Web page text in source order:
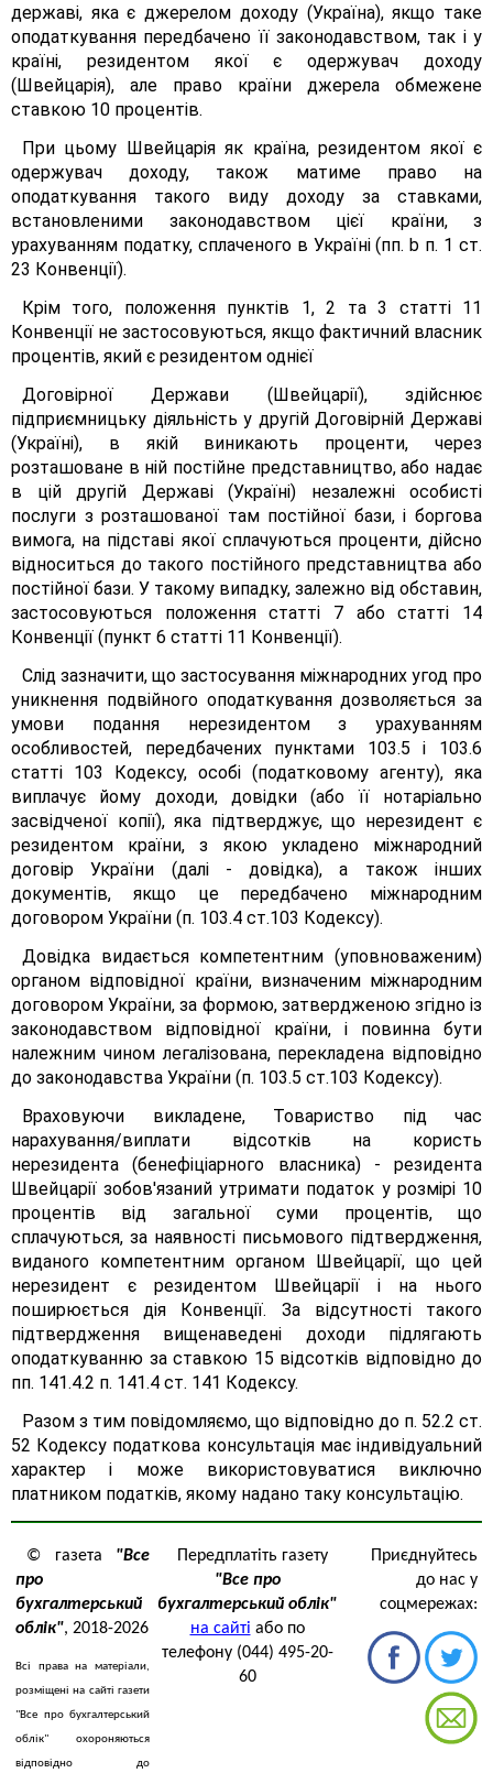
державі, яка є джерелом доходу (Україна), якщо таке
оподаткування передбачено її законодавством, так і у
країні, резидентом якої є одержувач доходу
(Швейцарія), але право країни джерела обмежене
ставкою 10 процентів.
При цьому Швейцарія як країна, резидентом якої є
одержувач доходу, також матиме право на
оподаткування такого виду доходу за ставками,
встановленими законодавством цієї країни, з
урахуванням податку, сплаченого в Україні (пп. b п. 1 ст.
23 Конвенції).
Крім того, положення пунктів 1, 2 та 3 статті 11
Конвенції не застосовуються, якщо фактичний власник
процентів, який є резидентом однієї
Договірної Держави (Швейцарії), здійснює
підприємницьку діяльність у другій Договірній Державі
(Україні), в якій виникають проценти, через
розташоване в ній постійне представництво, або надає
в цій другій Державі (Україні) незалежні особисті
послуги з розташованої там постійної бази, і боргова
вимога, на підставі якої сплачуються проценти, дійсно
відноситься до такого постійного представництва або
постійної бази. У такому випадку, залежно від обставин,
застосовуються положення статті 7 або статті 14
Конвенції (пункт 6 статті 11 Конвенції).
Слід зазначити, що застосування міжнародних угод про
уникнення подвійного оподаткування дозволяється за
умови подання нерезидентом з урахуванням
особливостей, передбачених пунктами 103.5 і 103.6
статті 103 Кодексу, особі (податковому агенту), яка
виплачує йому доходи, довідки (або її нотаріально
засвідченої копії), яка підтверджує, що нерезидент є
резидентом країни, з якою укладено міжнародний
договір України (далі - довідка), а також інших
документів, якщо це передбачено міжнародним
договором України (п. 103.4 ст.103 Кодексу).
Довідка видається компетентним (уповноваженим)
органом відповідної країни, визначеним міжнародним
договором України, за формою, затвердженою згідно із
законодавством відповідної країни, і повинна бути
належним чином легалізована, перекладена відповідно
до законодавства України (п. 103.5 ст.103 Кодексу).
Враховуючи викладене, Товариство під час
нарахування/виплати відсотків на користь
нерезидента (бенефіціарного власника) - резидента
Швейцарії зобов'язаний утримати податок у розмірі 10
процентів від загальної суми процентів, що
сплачуються, за наявності письмового підтвердження,
виданого компетентним органом Швейцарії, що цей
нерезидент є резидентом Швейцарії і на нього
поширюється дія Конвенції. За відсутності такого
підтвердження вищенаведені доходи підлягають
оподаткуванню за ставкою 15 відсотків відповідно до
пп. 141.4.2 п. 141.4 ст. 141 Кодексу.
Разом з тим повідомляємо, що відповідно до п. 52.2 ст.
52 Кодексу податкова консультація має індивідуальний
характер і може використовуватися виключно
платником податків, якому надано таку консультацію.
© газета "Все
про
бухгалтерський
облік", 2018-2026
Всі права на матеріали,
розміщені на сайті газети
"Все про бухгалтерський
облік" охороняються
відповідно до
Передплатіть газету
"Все про
бухгалтерський облік"
на сайті або по
телефону (044) 495-20-
60
Приєднуйтесь
до нас у
соцмережах: